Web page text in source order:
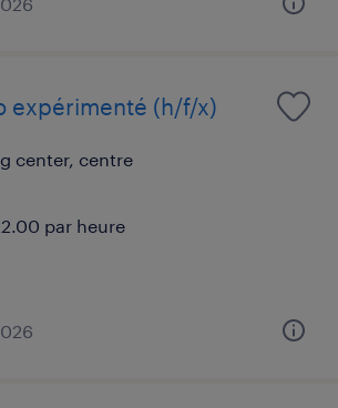
expérimenté (h/f/x)
center, centre
par heure